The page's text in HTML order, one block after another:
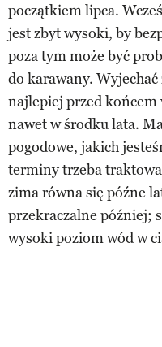
początkiem lipca.
jest zbyt wysoki, by
poza tym może być
do karawany.
najlepiej przed końcem
nawet w środku lata.
pogodowe, jakich
terminy trzeba
zima równa się późne
przekraczalne później;
wysoki poziom wód w